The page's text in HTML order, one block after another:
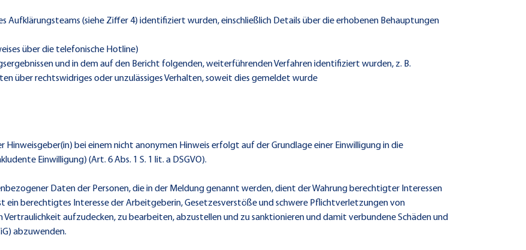
Aufklärungsteams (siehe Ziffer 4) identifiziert wurden, einschließlich Details über die erhobenen Behauptungen
über die telefonische Hotline)
und in dem auf den Bericht folgenden, weiterführenden Verfahren identifiziert wurden, z. B.
über rechtswidriges oder unzulässiges Verhalten, soweit dies gemeldet wurde
Hinweisgeber(in) bei einem nicht anonymen Hinweis erfolgt auf der Grundlage einer Einwilligung in die
Einwilligung) (Art. 6 Abs. 1 S. 1 lit. a DSGVO).
Daten der Personen, die in der Meldung genannt werden, dient der Wahrung berechtigter Interessen
ein berechtigtes Interesse der Arbeitgeberin, Gesetzesverstöße und schwere Pflichtverletzungen von
aufzudecken, zu bearbeiten, abzustellen und zu sanktionieren und damit verbundene Schäden und
abzuwenden.